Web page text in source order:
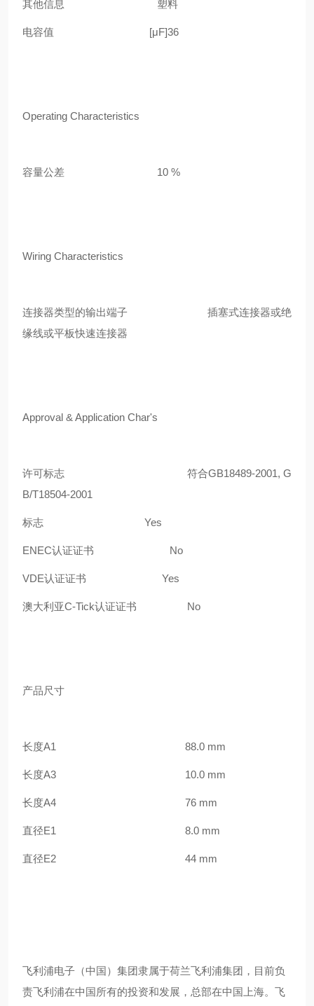
其他信息 塑料
电容值 [μF]36
Operating Characteristics
容量公差 10 %
Wiring Characteristics
连接器类型的输出端子
插塞式连接器或绝
缘线或平板快速连接器
Approval & Application Char's
许可标志 符合GB18489-2001, G
B/T18504-2001
标志 Yes
ENEC认证证书 No
VDE认证证书 Yes
澳大利亚C-Tick认证证书 No
产品尺寸
长度A1 88.0 mm
长度A3 10.0 mm
长度A4 76 mm
直径E1 8.0 mm
直径E2 44 mm
飞利浦电子（中国）集团隶属于荷兰飞利浦集团，目前负
责飞利浦在中国所有的投资和发展，总部在中国上海。飞